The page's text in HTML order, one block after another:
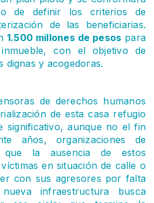
de definir los criterios de
de las beneficiarias.
1.500 millones de pesos para
con el objetivo de
dignas y acogedoras.
de derechos humanos
de esta casa refugio
significativo, aunque no el fin
años, organizaciones de
que la ausencia de estos
en situación de calle o
con sus agresores por falta
infraestructura busca